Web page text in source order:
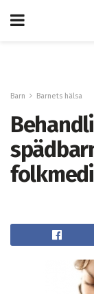
Barn Barnets hälsa